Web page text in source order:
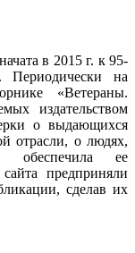
в 2015 г. к 95-
Периодически на
«Ветераны.
издательством
о выдающихся
отрасли, о людях,
обеспечила ее
предприняли
сделав их